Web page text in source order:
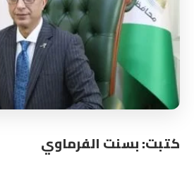
كتبت: بسنت الفرماوي